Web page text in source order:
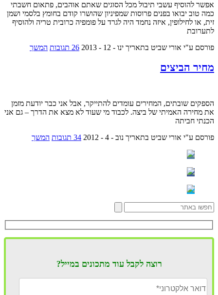
אפשר להוסיף עשבי תיבול מכל הסוגים שאתם אוהבים, פתאום חשבתי
כמה טוב יבואו בפנים פרוסות שמפיניון שהושרו קודם בחומץ בלסמי ושמן
זית, או לחילופין, איזה נחמד היה לגרד על פומפיה כרובית טריה ולהוסיף
לתערובת
פורסם ע"י אורי שביט בתאריך ינו - 12 - 2013 26 תגובות המשך
מחיר הביצים
הספקים שובתים, המחירים עומדים להתייקר, אבל אני כבר יודעת מזמן
את מחירה האמיתי של ביצה. לכבוד מי שעוד לא מצא את הדרך – גם אני
הכנתי חביתה
פורסם ע"י אורי שביט בתאריך נוב - 4 - 2012 34 תגובות המשך
רוצה לקבל עוד מתכונים במייל?